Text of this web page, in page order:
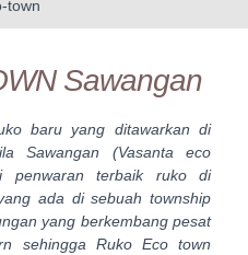
Sawangan
baru yang ditawarkan di
Sawangan (Vasanta eco
penwaran terbaik ruko di
ada di sebuah township
yang berkembang pesat
sehingga Ruko Eco town